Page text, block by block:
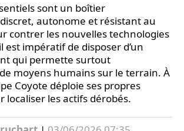
sont un boîtier
autonome et résistant au
contrer les nouvelles technologies
est impératif de disposer d’un
qui permette surtout
moyens humains sur le terrain. À
Coyote déploie ses propres
localiser les actifs dérobés.